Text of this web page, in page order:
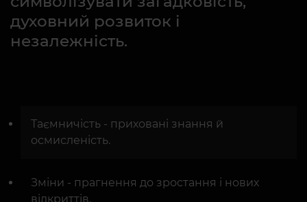
духовний розвиток і
незалежність.
Таємничість - приховані знання й
осмисленість.
Зміни - прагнення до зростання і нових
відкриттів.